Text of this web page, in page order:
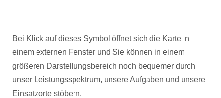
Bei Klick auf dieses Symbol öffnet sich die Karte in
einem externen Fenster und Sie können in einem
größeren Darstellungsbereich noch bequemer durch
unser Leistungsspektrum, unsere Aufgaben und unsere
Einsatzorte stöbern.